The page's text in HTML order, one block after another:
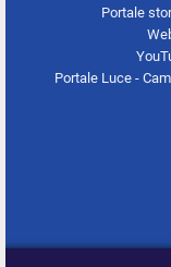
Portale
Portale Luce -